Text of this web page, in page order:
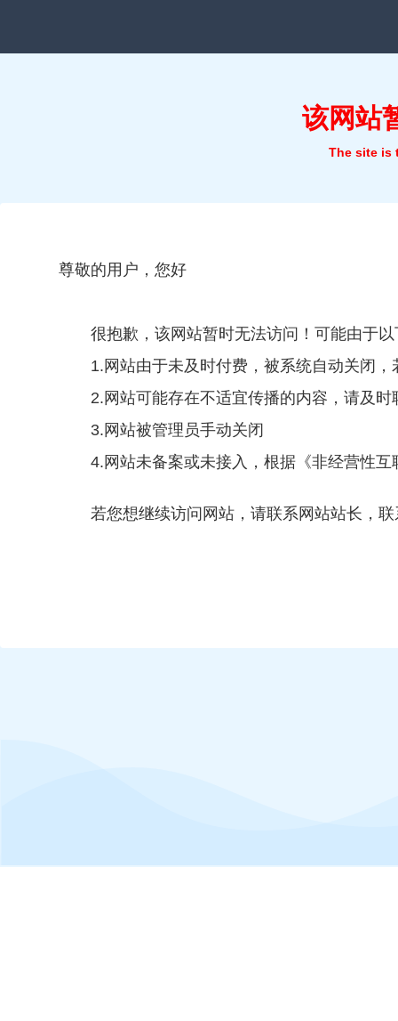
该网站
The site is
尊敬的用户，您好
很抱歉，该网站暂时无法访问！可能由于
1.网站由于未及时付费，被系统自动关闭
2.网站可能存在不适宜传播的内容，请及时
3.网站被管理员手动关闭
4.网站未备案或未接入，根据《非经营性
若您想继续访问网站，请联系网站站长，